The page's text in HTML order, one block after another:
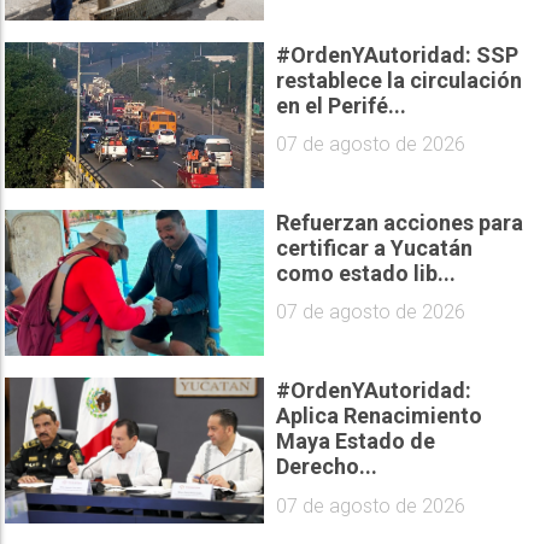
#OrdenYAutoridad: SSP
restablece la circulación
en el Perifé...
07 de agosto de 2026
Refuerzan acciones para
certificar a Yucatán
como estado lib...
07 de agosto de 2026
#OrdenYAutoridad:
Aplica Renacimiento
Maya Estado de
Derecho...
07 de agosto de 2026